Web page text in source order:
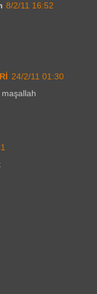
8/2/11 16:52
24/2/11 01:30